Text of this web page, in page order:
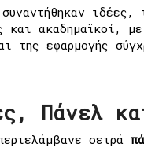
και ακαδημαϊκοί,
της εφαρμογής
Πάνελ
σειρά